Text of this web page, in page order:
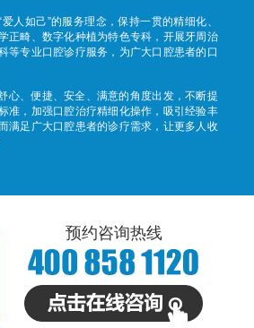
人如己”的服务理念，保持一贯的精细化、
正畸、数字化种植为特色专科，开展牙周治
等专业口腔诊疗服务，为广大口腔患者的口
心、便捷、安全、满意的角度出发，不断提
准，加强口腔治疗精细化操作，吸引经验丰
满足广大口腔患者的诊疗需求，让更多人收
预约咨询热线